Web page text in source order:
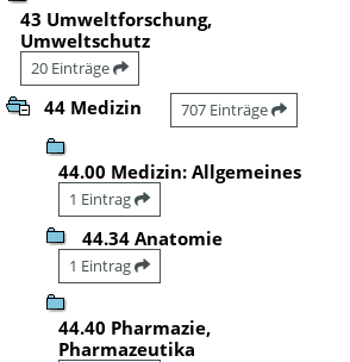
43 Umweltforschung,
Umweltschutz
20 Einträge
44 Medizin 707 Einträge
44.00 Medizin: Allgemeines
1 Eintrag
44.34 Anatomie
1 Eintrag
44.40 Pharmazie,
Pharmazeutika